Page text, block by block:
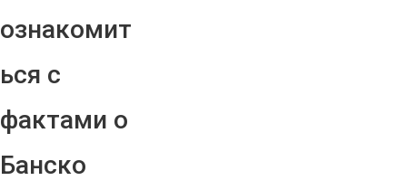
ознакомит
ься с
фактами о
Банско